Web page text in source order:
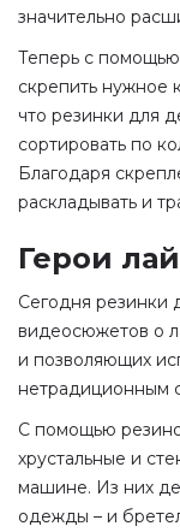
значительно
Теперь с
скрепить нужное
что резинки для
сортировать по
Благодаря
раскладывать и
Герои
Сегодня резинки
видеосюжетов о
и позволяющих
нетрадиционным
С помощью
хрустальные и
машине. Из них
одежды – и